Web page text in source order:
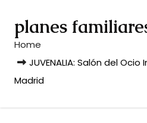
planes
Home
JUVENALIA: Salón del
Madrid